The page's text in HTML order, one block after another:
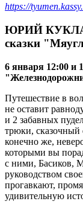
https://
ЮРИЙ
сказки
6 января 12:00 и
Путешествие в
не оставит
и 2 забавных
трюки, сказочный
конечно же,
которыми вы
с ними, Басиков,
руководством
прогавкают,
удивительную